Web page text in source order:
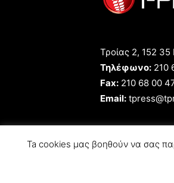
Τροίας 2, 152 35
Τηλέφωνο: 210
Fax: 210 68 00
Email:
Ta cookies μας βοηθούν να σας